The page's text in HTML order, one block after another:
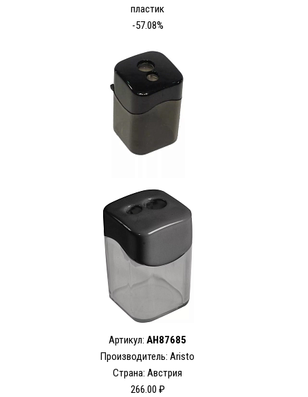
пластик
-57.08%
Артикул: AH87685
Производитель: Aristo
Страна: Австрия
266.00 ₽